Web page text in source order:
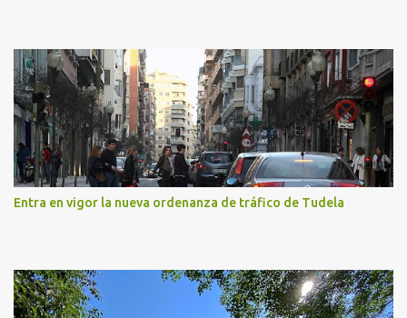
Entra en vigor la nueva ordenanza de tráfico de Tudela